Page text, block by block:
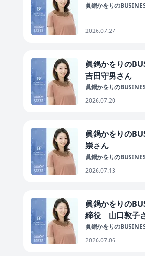
眞鍋かをりの
2026.07.27
眞鍋かをりの
吉田守男さん
眞鍋かをりの
2026.07.20
眞鍋かをりの
崇さん
眞鍋かをりの
2026.07.13
眞鍋かをりの
締役 山口敦子
眞鍋かをりの
2026.07.06